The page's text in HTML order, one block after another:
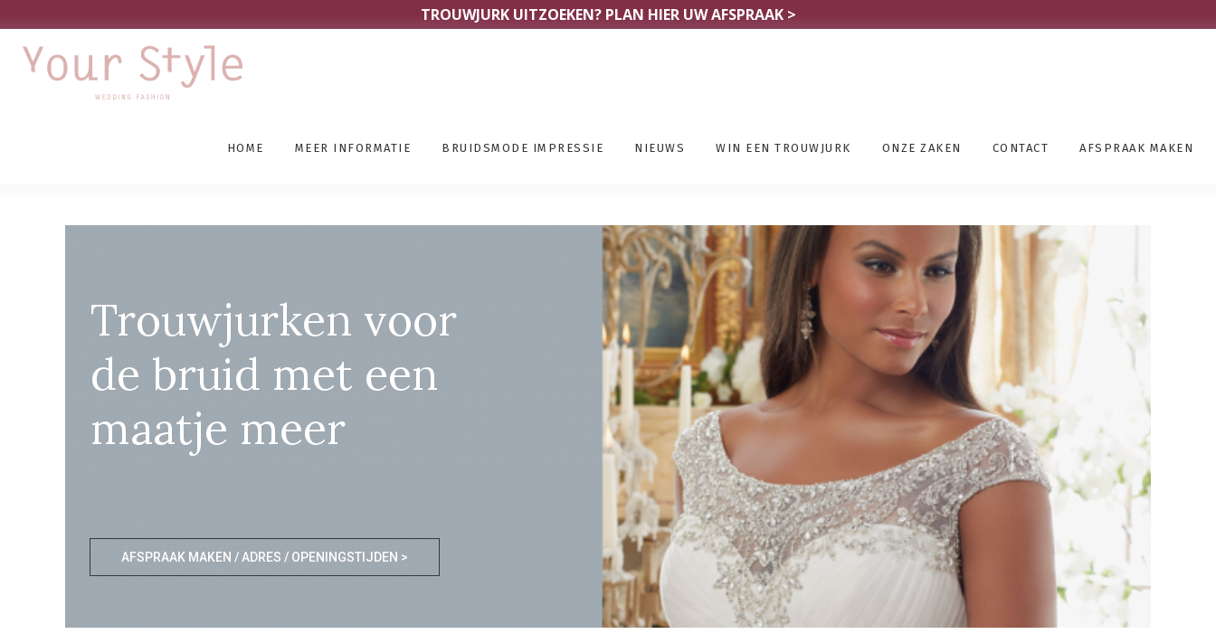
TROUWJURK UITZOEKEN? PLAN HIER UW AFSPRAAK >
HOME MEER INFORMATIE BRUIDSMODE IMPRESSIE NIEUWS WIN EEN TROUWJURK ONZE ZAKEN CONTACT AFSPRAAK MAKEN
Trouwjurken voor
de bruid met een
maatje meer
AFSPRAAK MAKEN / ADRES / OPENINGSTIJDEN >